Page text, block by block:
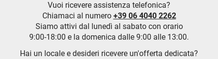
Vuoi ricevere assistenza telefonica?
Chiamaci al numero +39 06 4040 2262
Siamo attivi dal lunedì al sabato con orario
9:00-18:00 e la domenica dalle 9:00 alle 13:00.
Hai un locale e desideri ricevere un'offerta dedicata?